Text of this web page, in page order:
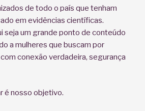
de todo o país que tenham
em evidências científicas.
seja um grande ponto de conteúdo
a mulheres que buscam por
conexão verdadeira, segurança
é nosso objetivo.